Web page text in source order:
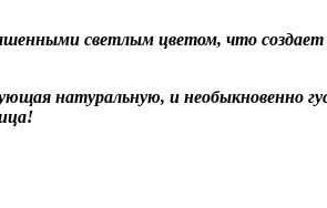
светлым цветом, что
натуральную, и необыкновенно